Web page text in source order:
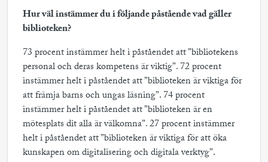
Hur väl instämmer du i följande påstående vad gäller
biblioteken?
73 procent instämmer helt i påståendet att ”bibliotekens
personal och deras kompetens är viktig”. 72 procent
instämmer helt i påståendet att ”biblioteken är viktiga för
att främja barns och ungas läsning”. 74 procent
instämmer helt i påståendet att ”biblioteken är en
mötesplats dit alla är välkomna”. 27 procent instämmer
helt i påståendet att ”biblioteken är viktiga för att öka
kunskapen om digitalisering och digitala verktyg”.